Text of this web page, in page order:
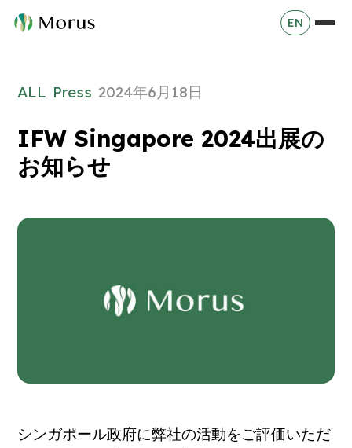
EN
ALL Press 2024年6月18日
IFW Singapore 2024出展の
お知らせ
シンガポール政府に弊社の活動をご評価いただ